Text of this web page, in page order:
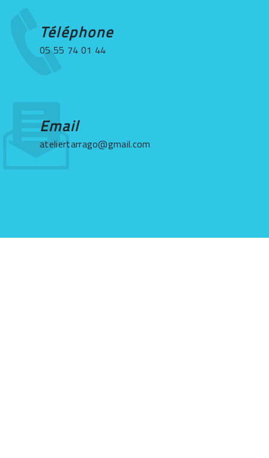
Téléphone
05 55 74 01 44
Email
ateliertarrago@gmail.com